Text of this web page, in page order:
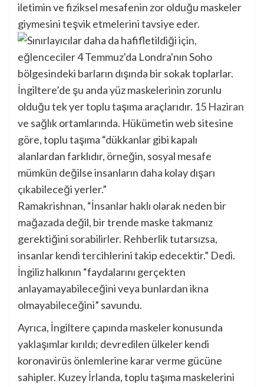
iletimin ve fiziksel mesafenin zor olduğu maskeler
giymesini teşvik etmelerini tavsiye eder.
İngiltere’de şu anda yüz maskelerinin zorunlu
olduğu tek yer toplu taşıma araçlarıdır. 15 Haziran
ve sağlık ortamlarında. Hükümetin web sitesine
göre, toplu taşıma “dükkanlar gibi kapalı
alanlardan farklıdır, örneğin, sosyal mesafe
mümkün değilse insanların daha kolay dışarı
çıkabileceği yerler.”
Ramakrishnan, “İnsanlar haklı olarak neden bir
mağazada değil, bir trende maske takmanız
gerektiğini sorabilirler. Rehberlik tutarsızsa,
insanlar kendi tercihlerini takip edecektir.” Dedi.
İngiliz halkının “faydalarını gerçekten
anlayamayabileceğini veya bunlardan ikna
olmayabileceğini” savundu.
Ayrıca, İngiltere çapında maskeler konusunda
yaklaşımlar kırıldı; devredilen ülkeler kendi
koronavirüs önlemlerine karar verme gücüne
sahipler. Kuzey İrlanda, toplu taşıma maskelerini